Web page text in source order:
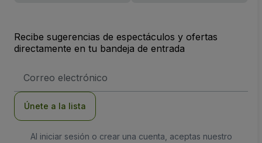
Recibe sugerencias de espectáculos y ofertas
directamente en tu bandeja de entrada
de
Únete a la lista
Al iniciar sesión o crear una cuenta, aceptas nuestro